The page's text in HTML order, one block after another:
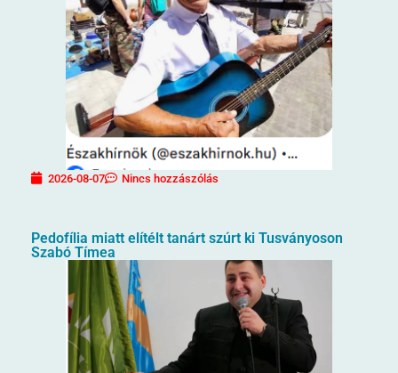
2026-08-07 Nincs hozzászólás
Pedofília miatt elítélt tanárt szúrt ki Tusványoson
Szabó Tímea